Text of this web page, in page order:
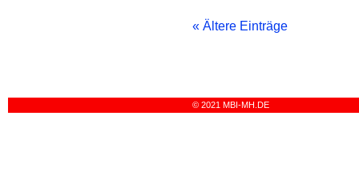
« Ältere Einträge
© 2021 MBI-MH.DE